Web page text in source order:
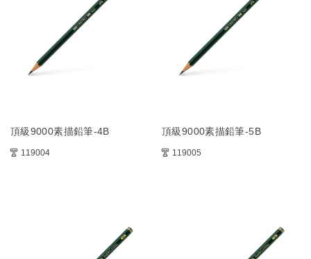
頂級9000素描鉛筆-4B
119004
頂級9000素描鉛筆-5B
119005